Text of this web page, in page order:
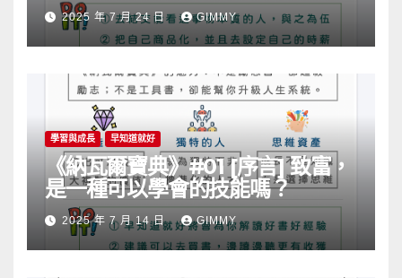
2025 年 7 月 24 日 GIMMY
學習與成長 早知道就好
《納瓦爾寶典》#01 [序言] 致富，
是一種可以學會的技能嗎？
2025 年 7 月 14 日 GIMMY